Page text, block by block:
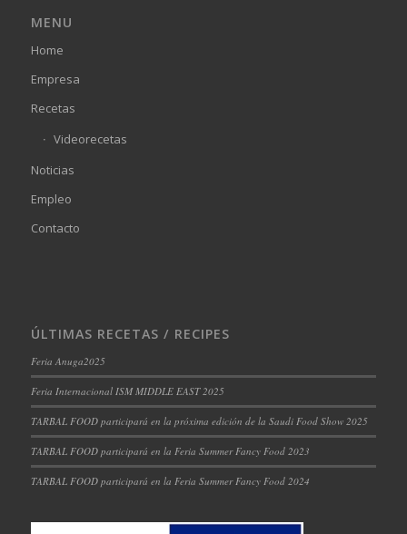
MENU
Home
Empresa
Recetas
Videorecetas
Noticias
Empleo
Contacto
ÚLTIMAS RECETAS / RECIPES
Feria Anuga2025
Feria Internacional ISM MIDDLE EAST 2025
TARBAL FOOD participará en la próxima edición de la Saudi Food Show 2025
TARBAL FOOD participará en la Feria Summer Fancy Food 2023
TARBAL FOOD participará en la Feria Summer Fancy Food 2024